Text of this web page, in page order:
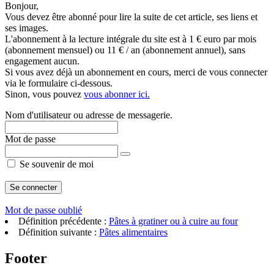
Bonjour,
Vous devez être abonné pour lire la suite de cet article, ses liens et
ses images.
L'abonnement à la lecture intégrale du site est à 1 € euro par mois
(abonnement mensuel) ou 11 € / an (abonnement annuel), sans
engagement aucun.
Si vous avez déjà un abonnement en cours, merci de vous connecter
via le formulaire ci-dessous.
Sinon, vous pouvez vous abonner ici.
Nom d'utilisateur ou adresse de messagerie.
Mot de passe
Se souvenir de moi
Mot de passe oublié
Définition précédente : Pâtes à gratiner ou à cuire au four
Définition suivante : Pâtes alimentaires
Footer